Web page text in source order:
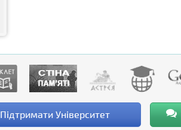
Підтримати Університет